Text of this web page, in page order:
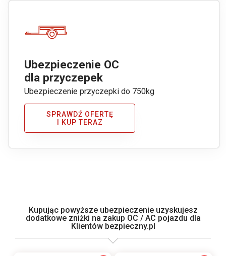
Ubezpieczenie OC
dla przyczepek
Ubezpieczenie przyczepki do 750kg
SPRAWDŹ OFERTĘ
I KUP TERAZ
Kupując powyższe ubezpieczenie uzyskujesz
dodatkowe zniżki na zakup OC / AC pojazdu dla
Klientów bezpieczny.pl